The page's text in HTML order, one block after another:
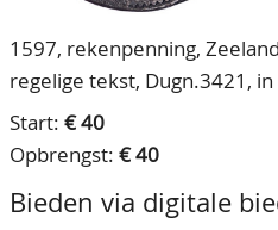
1597, rekenpenning,
regelige tekst, Dugn.3421,
Start: € 40
Opbrengst: € 40
Bieden via digitale